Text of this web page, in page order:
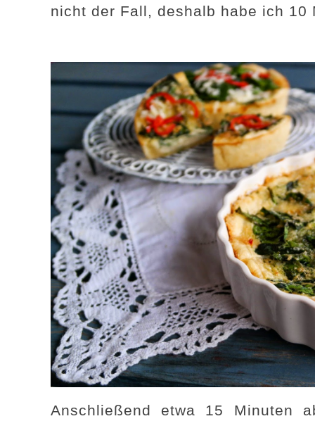
nicht der Fall, deshalb habe ich
Anschließend etwa 15 Minuten